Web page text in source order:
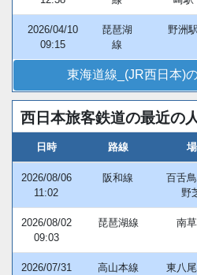
2026/04/10
09:15
琵琶湖
線
野洲駅
東海道線_(JR西日本)
西日本旅客鉄道の最近の
日時 路線
2026/08/06
11:02
阪和線
百舌
野
2026/08/02
09:03
琵琶湖線 南
2026/07/31
高山本線
東八